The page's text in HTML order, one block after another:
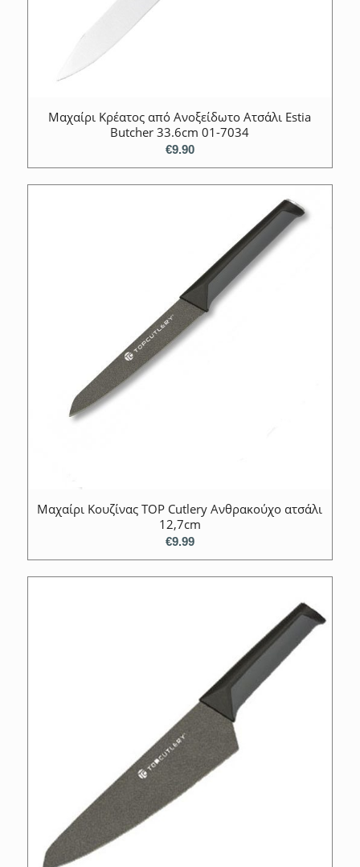
Μαχαίρι Κρέατος από Ανοξείδωτο Ατσάλι Estia
Butcher 33.6cm 01-7034
€9.90
Μαχαίρι Κουζίνας TOP Cutlery Ανθρακούχο ατσάλι
12,7cm
€9.99